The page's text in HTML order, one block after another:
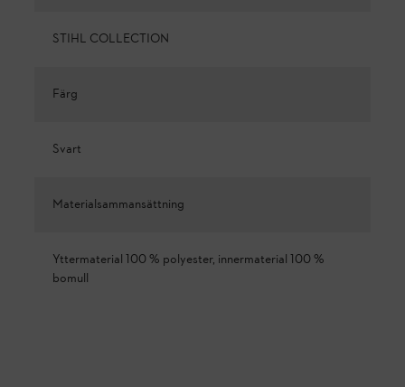
STIHL COLLECTION
Färg
Svart
Materialsammansättning
Yttermaterial 100 % polyester, innermaterial 100 %
bomull